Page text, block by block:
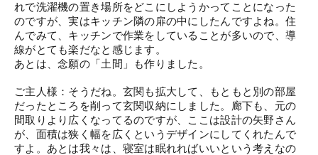
れで洗濯機の置き場所をどこにしようかってことになった
のですが、実はキッチン隣の扉の中にしたんですよね。住
んでみて、キッチンで作業をしていることが多いので、導
線がとても楽だなと感じます。
あとは、念願の「土間」も作りました。
ご主人様：そうだね。玄関も拡大して、もともと別の部屋
だったところを削って玄関収納にしました。廊下も、元の
間取りより広くなってるのですが、ここ は設計の矢野さん
が、面積は狭く幅を広くというデザインにしてくれたんで
すよ。あとは我々は、寝室は眠れればいいという考えなの